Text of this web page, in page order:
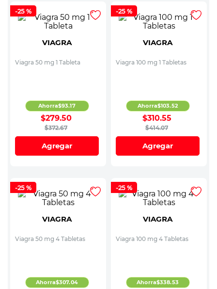
-25 %
VIAGRA
Viagra 50 mg 1 Tableta
$372.67
$279.50
Ahorra$93.17
Agregar
-25 %
VIAGRA
Viagra 100 mg 1 Tabletas
$414.07
$310.55
Ahorra$103.52
Agregar
-25 %
VIAGRA
Viagra 50 mg 4 Tabletas
Ahorra$307.04
-25 %
VIAGRA
Viagra 100 mg 4 Tabletas
Ahorra$338.53